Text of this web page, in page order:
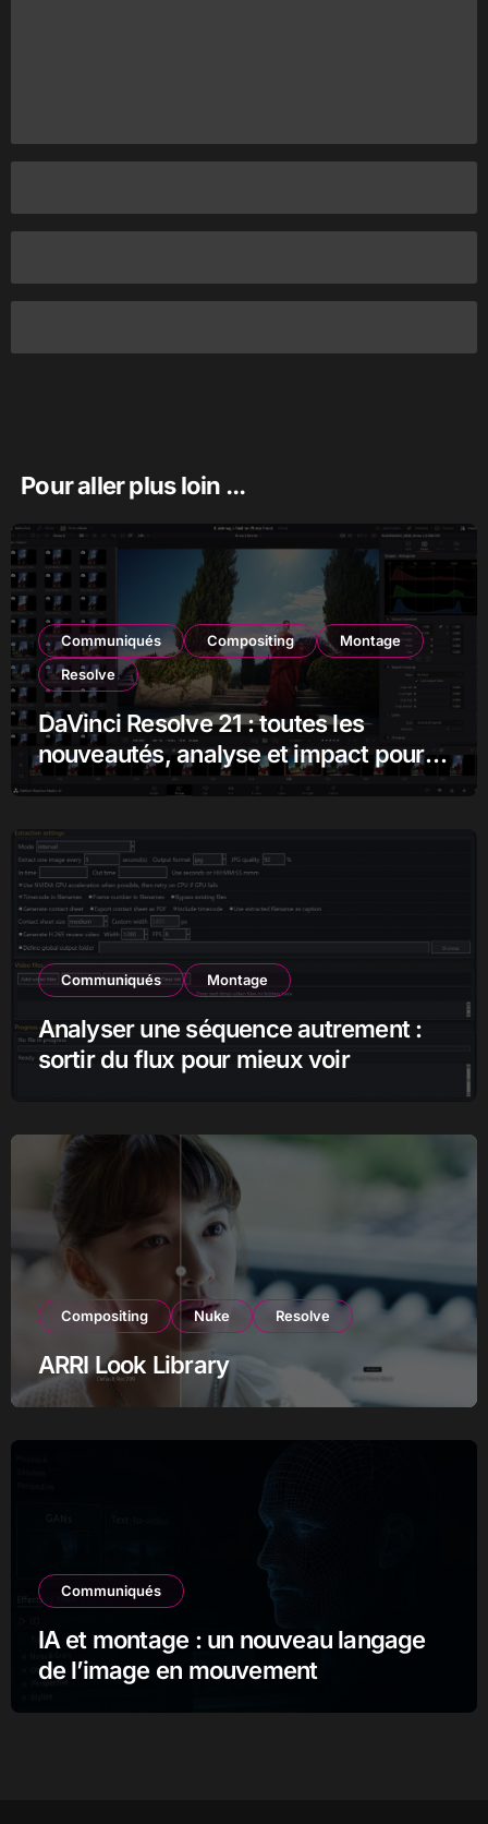
Pour aller plus loin ...
Communiqués Compositing
Montage
Resolve
DaVinci Resolve 21 : toutes les
nouveautés, analyse et impact pour
les monteurs, étalonneurs et
Communiqués Montage
Analyser une séquence autrement :
sortir du flux pour mieux voir
Compositing Nuke Resolve
ARRI Look Library
Communiqués
IA et montage : un nouveau langage
de l’image en mouvement